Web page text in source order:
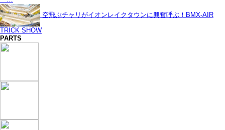
空飛ぶチャリがイオンレイクタウンに興奮呼ぶ！BMX-AIR
TRICK SHOW
PARTS